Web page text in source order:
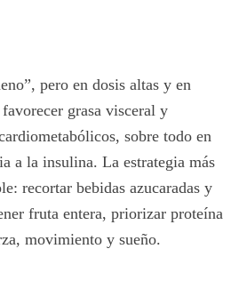
pero en dosis altas y en
grasa visceral y
sobre todo en
a la insulina. La estrategia más
recortar bebidas azucaradas y
fruta entera, priorizar proteína
movimiento y sueño.